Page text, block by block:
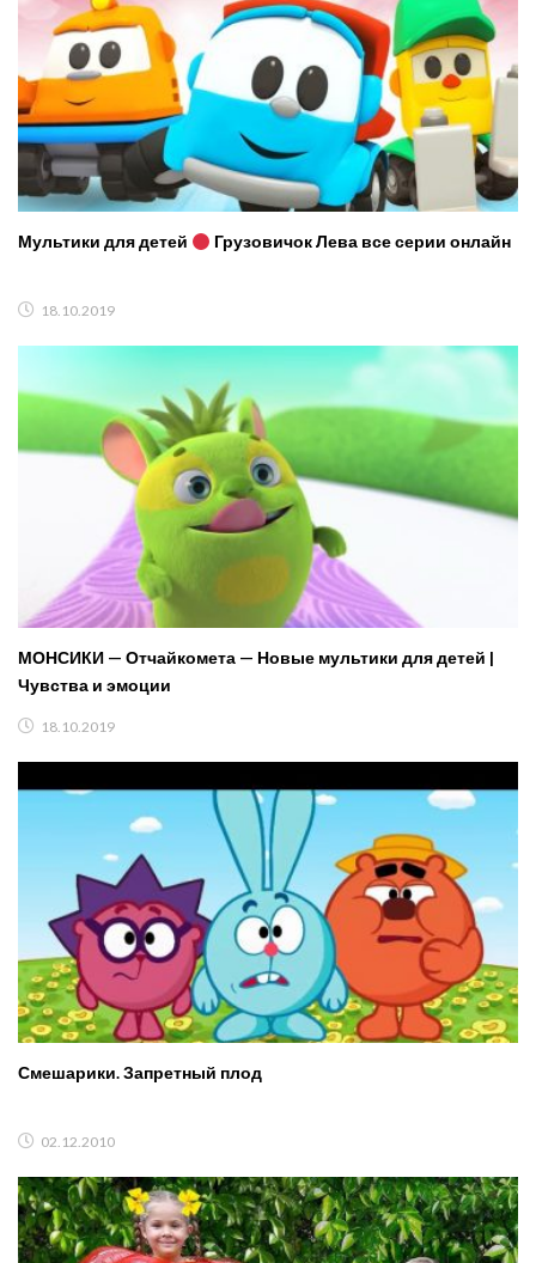
Мультики для детей Грузовичок Лева все серии онлайн
18.10.2019
МОНСИКИ — Отчайкомета — Новые мультики для детей |
Чувства и эмоции
18.10.2019
Смешарики. Запретный плод
02.12.2010